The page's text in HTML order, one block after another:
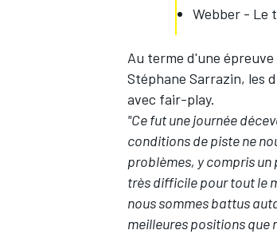
Webber - Le
Au terme d'une
Stéphane Sarrazin, les
avec fair-play.
"Ce fut une journée
conditions de piste ne
problèmes, y compris un
très difficile pour tout le
nous sommes battus
meilleures positions que